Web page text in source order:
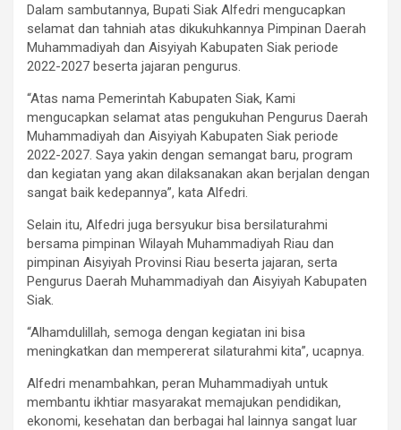
Dalam sambutannya, Bupati Siak Alfedri mengucapkan
selamat dan tahniah atas dikukuhkannya Pimpinan Daerah
Muhammadiyah dan Aisyiyah Kabupaten Siak periode
2022-2027 beserta jajaran pengurus.
“Atas nama Pemerintah Kabupaten Siak, Kami
mengucapkan selamat atas pengukuhan Pengurus Daerah
Muhammadiyah dan Aisyiyah Kabupaten Siak periode
2022-2027. Saya yakin dengan semangat baru, program
dan kegiatan yang akan dilaksanakan akan berjalan dengan
sangat baik kedepannya”, kata Alfedri.
Selain itu, Alfedri juga bersyukur bisa bersilaturahmi
bersama pimpinan Wilayah Muhammadiyah Riau dan
pimpinan Aisyiyah Provinsi Riau beserta jajaran, serta
Pengurus Daerah Muhammadiyah dan Aisyiyah Kabupaten
Siak.
“Alhamdulillah, semoga dengan kegiatan ini bisa
meningkatkan dan mempererat silaturahmi kita”, ucapnya.
Alfedri menambahkan, peran Muhammadiyah untuk
membantu ikhtiar masyarakat memajukan pendidikan,
ekonomi, kesehatan dan berbagai hal lainnya sangat luar